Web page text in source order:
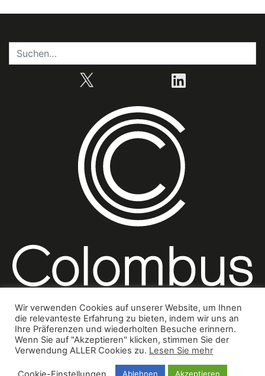
LinkedIn
Impressum Kontakt Datenschutzbestimmungen
© Colombus Consulting
Wir verwenden Cookies auf unserer Website, um Ihnen
die relevanteste Erfahrung zu bieten, indem wir uns an
Ihre Präferenzen und wiederholten Besuche erinnern.
Wenn Sie auf "Akzeptieren" klicken, stimmen Sie der
Verwendung ALLER Cookies zu. Lesen Sie mehr
Ablehnen Akzeptieren